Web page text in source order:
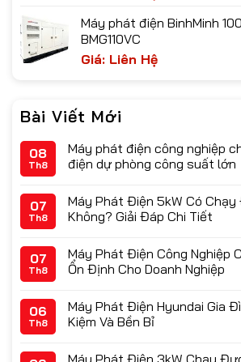
Máy phát điện BinhMinh
BMG110VC
Giá: Liên Hệ
Bài Viết Mới
08
Th8
Máy phát điện công nghiệp
điện dự phòng công suất lớn
07
Th8
Máy Phát Điện 5kW Có
Không? Giải Đáp Chi Tiết
07
Th8
Máy Phát Điện Công Nghiệp
Ổn Định Cho Doanh Nghiệp
06
Th8
Máy Phát Điện Hyundai Gia
Kiệm Và Bền Bỉ
Máy Phát Điện 3kW Chạy